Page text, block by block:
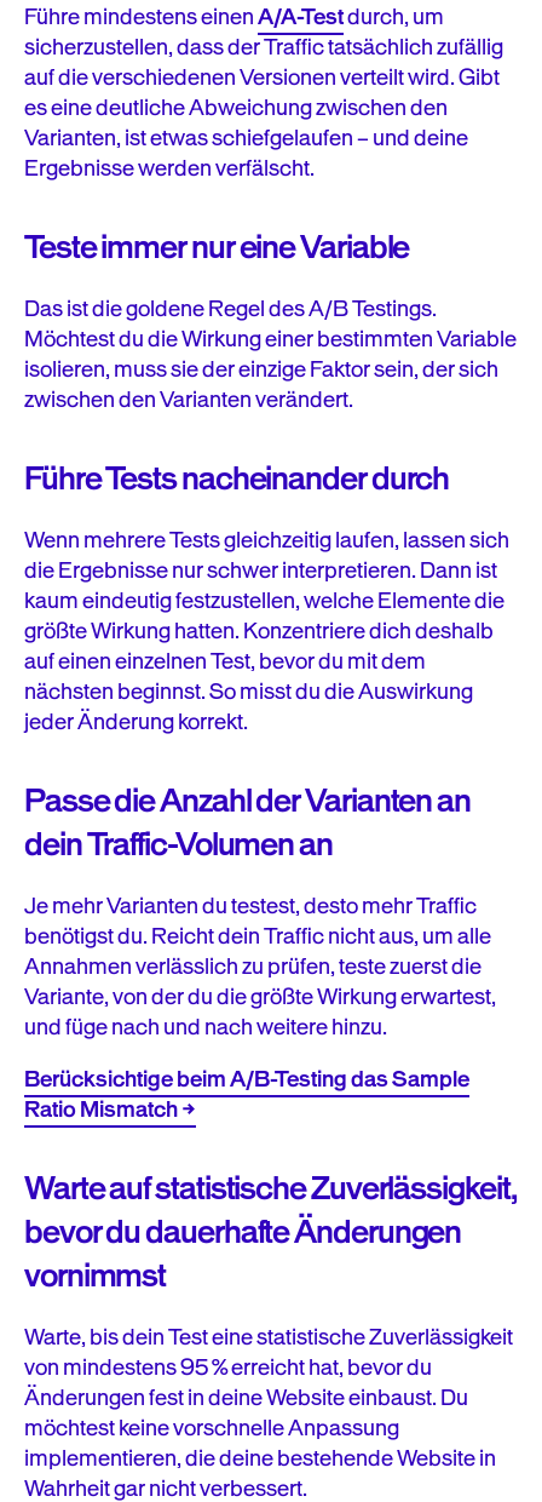
Führe mindestens einenA/A-Testdurch, um
sicherzustellen, dass der Traffic tatsächlich zufällig
auf die verschiedenen Versionen verteilt wird. Gibt
es eine deutliche Abweichung zwischen den
Varianten, ist etwas schiefgelaufen – und deine
Ergebnisse werden verfälscht.
Teste immer nur eine Variable
Das ist die goldene Regel des A/B Testings.
Möchtest du die Wirkung einer bestimmten Variable
isolieren, muss sie der einzige Faktor sein, der sich
zwischen den Varianten verändert.
Führe Tests nacheinander durch
Wenn mehrere Tests gleichzeitig laufen, lassen sich
die Ergebnisse nur schwer interpretieren. Dann ist
kaum eindeutig festzustellen, welche Elemente die
größte Wirkung hatten. Konzentriere dich deshalb
auf einen einzelnen Test, bevor du mit dem
nächsten beginnst. So misst du die Auswirkung
jeder Änderung korrekt.
Passe die Anzahl der Varianten an
dein Traffic-Volumen an
Je mehr Varianten du testest, desto mehr Traffic
benötigst du. Reicht dein Traffic nicht aus, um alle
Annahmen verlässlich zu prüfen, teste zuerst die
Variante, von der du die größte Wirkung erwartest,
und füge nach und nach weitere hinzu.
Berücksichtige beim A/B-Testing das Sample
Ratio Mismatch →
Warte auf statistische Zuverlässigkeit,
bevor du dauerhafte Änderungen
vornimmst
Warte, bis dein Test eine statistische Zuverlässigkeit
von mindestens 95 % erreicht hat, bevor du
Änderungen fest in deine Website einbaust. Du
möchtest keine vorschnelle Anpassung
implementieren, die deine bestehende Website in
Wahrheit gar nicht verbessert.